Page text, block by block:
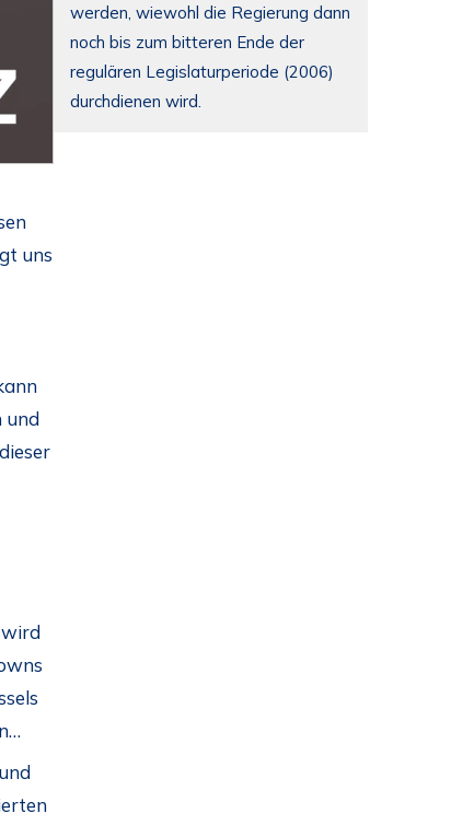
uns
und
wird
werden, wiewohl die Regierung dann
noch bis zum bitteren Ende der
regulären Legislaturperiode (2006)
durchdienen wird.